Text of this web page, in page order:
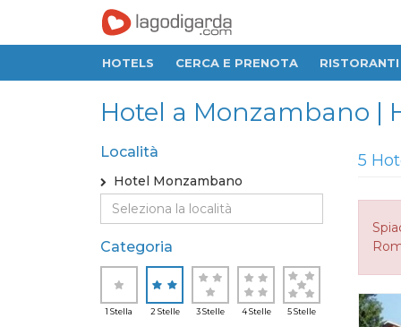
HOTELS CERCA E PRENOTA RISTORANTI
Hotel a Monzambano |
Località
Hotel Monzambano
Categoria
1 Stella 2 Stelle 3 Stelle 4 Stelle 5 Stelle
5